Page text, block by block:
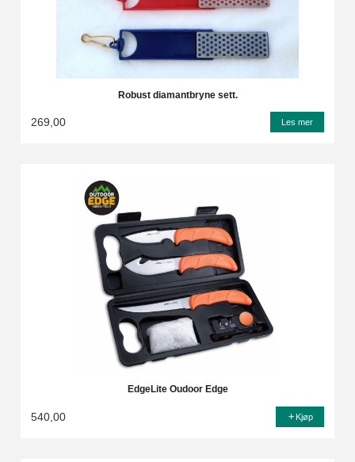
Robust diamantbryne sett.
269,00 Les mer
EdgeLite Oudoor Edge
540,00 Kjøp